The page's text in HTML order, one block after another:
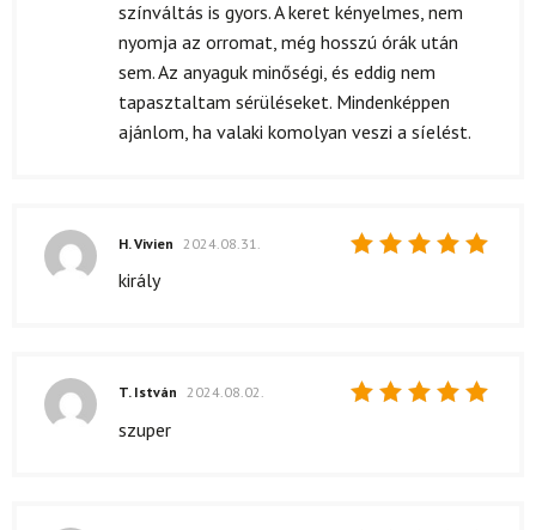
színváltás is gyors. A keret kényelmes, nem
nyomja az orromat, még hosszú órák után
sem. Az anyaguk minőségi, és eddig nem
tapasztaltam sérüléseket. Mindenképpen
ajánlom, ha valaki komolyan veszi a síelést.
H. Vivien 2024.08.31.
király
T. István 2024.08.02.
szuper